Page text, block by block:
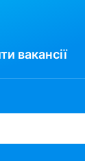
вакансії